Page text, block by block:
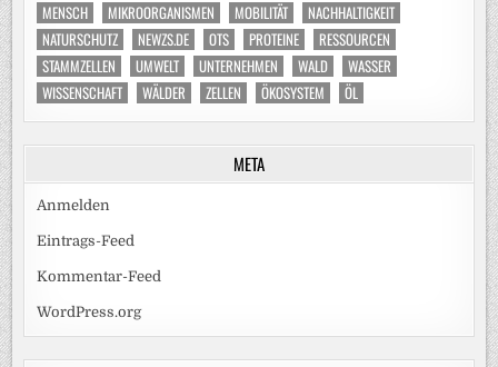
MENSCH
MIKROORGANISMEN MOBILITÄT
NACHHALTIGKEIT
NATURSCHUTZ
NEWZS.DE OTS PROTEINE
RESSOURCEN
STAMMZELLEN
UMWELT UNTERNEHMEN WALD
WASSER
WISSENSCHAFT
WÄLDER ZELLEN ÖKOSYSTEM ÖL
META
Anmelden
Eintrags-Feed
Kommentar-Feed
WordPress.org